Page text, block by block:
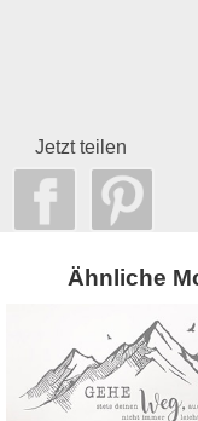
Jetzt teilen
Ähnliche